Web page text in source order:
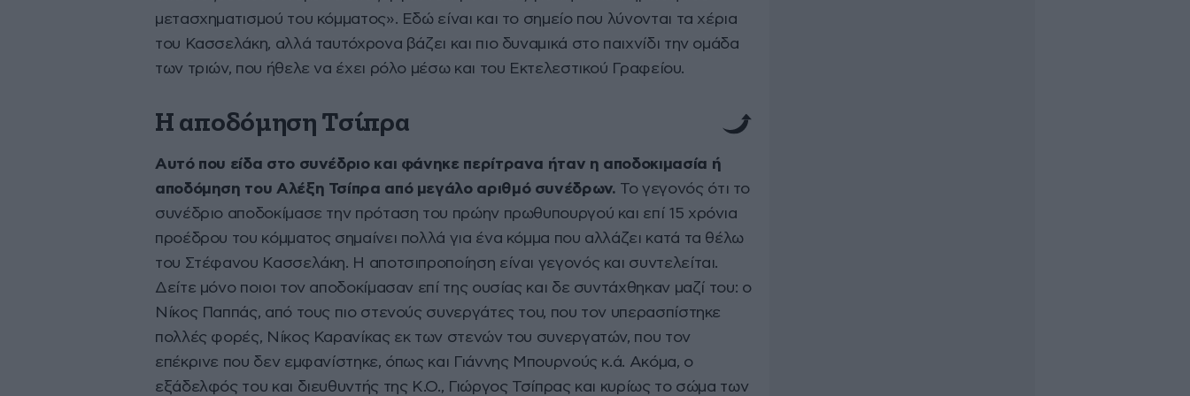
μετασχηματισμού του κόμματος». Εδώ είναι και το σημείο που λύνονται τα χέρια
του Κασσελάκη, αλλά ταυτόχρονα βάζει και πιο δυναμικά στο παιχνίδι την ομάδα
των τριών, που ήθελε να έχει ρόλο μέσω και του Εκτελεστικού Γραφείου.
Η αποδόμηση Τσίπρα
Αυτό που είδα στο συνέδριο και φάνηκε περίτρανα ήταν η αποδοκιμασία ή
αποδόμηση του Αλέξη Τσίπρα από μεγάλο αριθμό συνέδρων. Το γεγονός ότι το
συνέδριο αποδοκίμασε την πρόταση του πρώην πρωθυπουργού και επί 15 χρόνια
προέδρου του κόμματος σημαίνει πολλά για ένα κόμμα που αλλάζει κατά τα θέλω
του Στέφανου Κασσελάκη. Η αποτσιπροποίηση είναι γεγονός και συντελείται.
Δείτε μόνο ποιοι τον αποδοκίμασαν επί της ουσίας και δε συντάχθηκαν μαζί του: ο
Νίκος Παππάς, από τους πιο στενούς συνεργάτες του, που τον υπερασπίστηκε
πολλές φορές, Νίκος Καρανίκας εκ των στενών του συνεργατών, που τον
επέκρινε που δεν εμφανίστηκε, όπως και Γιάννης Μπουρνούς κ.ά. Ακόμα, ο
εξάδελφός του και διευθυντής της Κ.Ο., Γιώργος Τσίπρας και κυρίως το σώμα των